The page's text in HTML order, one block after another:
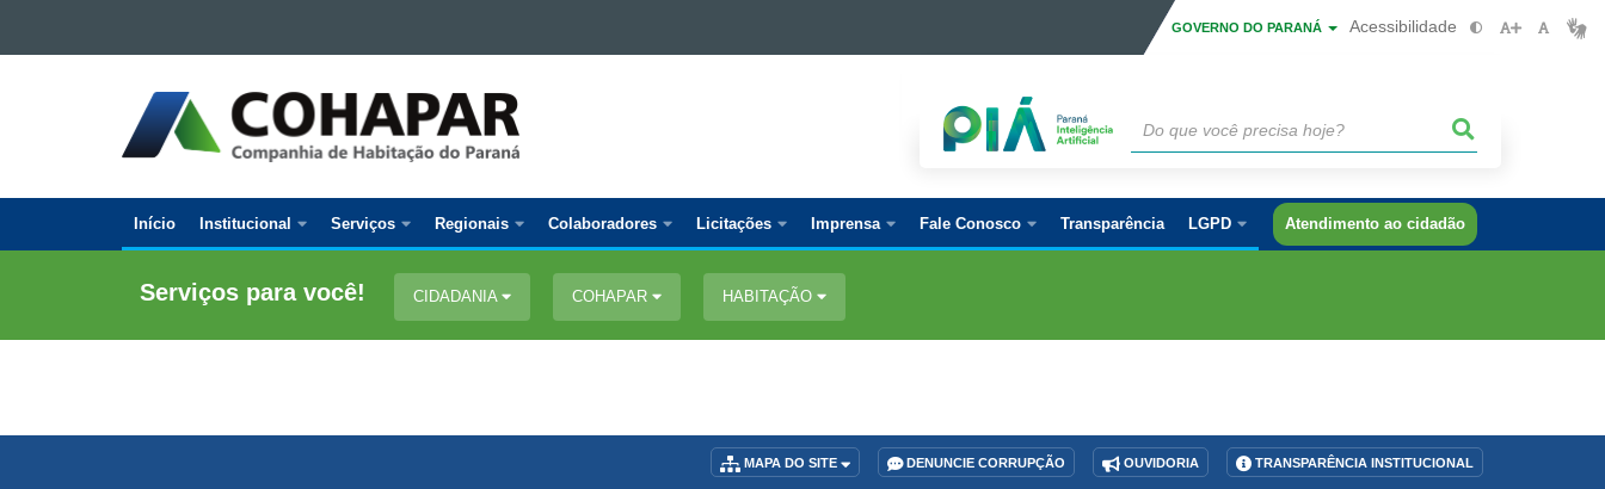
Ir para a navegação
GOVERNO DO PARANÁ Acessibilidade
COMPANHIA
DE
HABITAÇÃO
PARANÁ
Navegação
Principal
Início Institucional Serviços Regionais Colaboradores Licitações Imprensa Fale Conosco Transparência LGPD Atendimento ao cidadão
Serviços para você! CIDADANIA COHAPAR HABITAÇÃO
MAPA DO SITE DENUNCIE CORRUPÇÃO OUVIDORIA TRANSPARÊNCIA INSTITUCIONAL